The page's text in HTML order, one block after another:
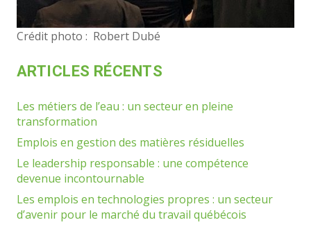
Crédit photo : Robert Dubé
ARTICLES RÉCENTS
Les métiers de l’eau : un secteur en pleine
transformation
Emplois en gestion des matières résiduelles
Le leadership responsable : une compétence
devenue incontournable
Les emplois en technologies propres : un secteur
d’avenir pour le marché du travail québécois